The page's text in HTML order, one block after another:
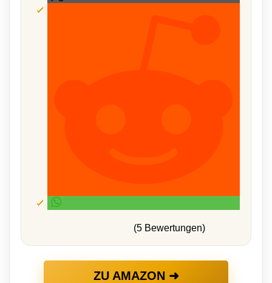
(5 Bewertungen)
ZU AMAZON ➜